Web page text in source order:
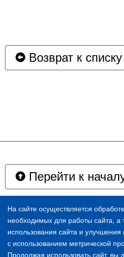
Возврат к списку
Перейти к
Адрес:100000, г.
Email: mail@gov.ru
Телефоны: 8 (495) 415-
На сайте осуществляется
необходимых для работы сайта, а
использования сайта и
с использованием метрической
Продолжая использовать сайт, вы